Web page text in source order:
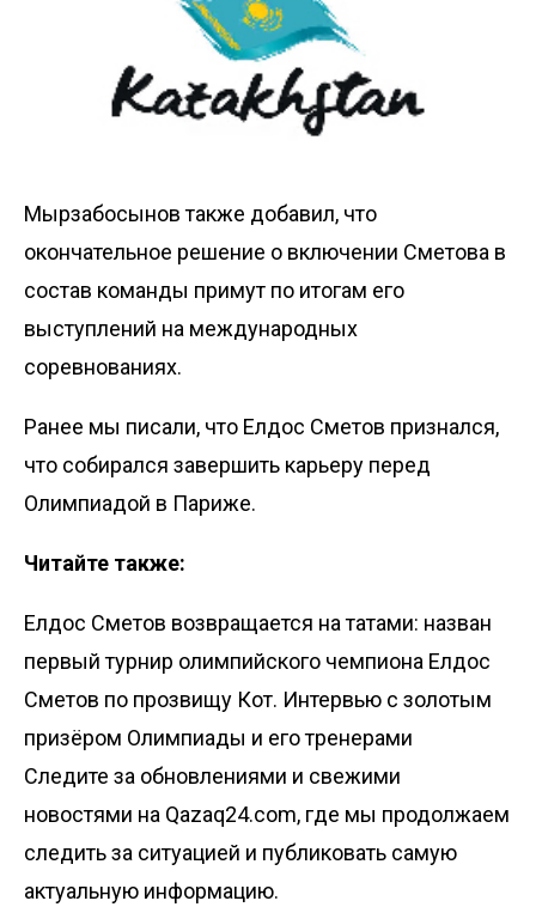
Мырзабосынов также добавил, что
окончательное решение о включении Сметова в
состав команды примут по итогам его
выступлений на международных
соревнованиях.
Ранее мы писали, что Елдос Сметов признался,
что собирался завершить карьеру перед
Олимпиадой в Париже.
Читайте также:
Елдос Сметов возвращается на татами: назван
первый турнир олимпийского чемпиона Елдос
Сметов по прозвищу Кот. Интервью с золотым
призёром Олимпиады и его тренерами
Следите за обновлениями и свежими
новостями на Qazaq24.com, где мы продолжаем
следить за ситуацией и публиковать самую
актуальную информацию.